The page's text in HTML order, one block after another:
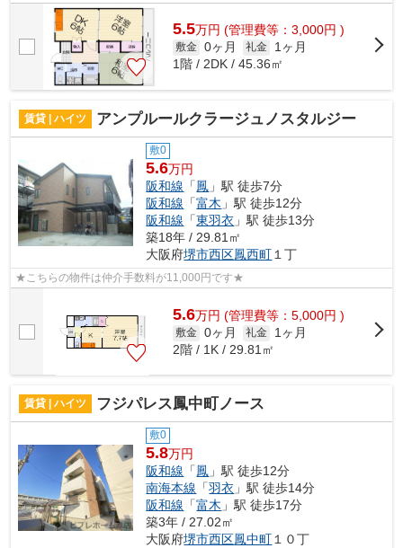
5.5万円 (管理費等：3,000円 )
敷金 0ヶ月 礼金
1ヶ月
1階 / 2DK / 45.36㎡
賃貸 | ハイツ アンプルールクラージュノスタルジー
敷0
5.6万円
阪和線 「鳳 」駅 徒歩7分
阪和線 「富木 」駅 徒歩12分
阪和線 「東羽衣 」駅 徒歩13分
築18年 / 29.81㎡
大阪府堺市西区鳳西町 １丁
★こちらの物件は仲介手数料が11,000円です★
5.6万円 (管理費等：5,000円 )
敷金 0ヶ月 礼金
1ヶ月
2階 / 1K / 29.81㎡
賃貸 | ハイツ フジパレス鳳中町ノース
敷0
5.8万円
阪和線 「鳳 」駅 徒歩12分
南海本線 「羽衣 」駅 徒歩14分
阪和線 「富木 」駅 徒歩17分
築3年 / 27.02㎡
大阪府堺市西区鳳中町１０丁